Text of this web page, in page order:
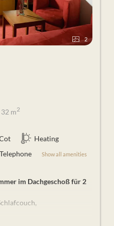
Studio in der
Zimmern
2
32 m2
Heating
Telephone Show all amenities
im Dachgeschoß für 2